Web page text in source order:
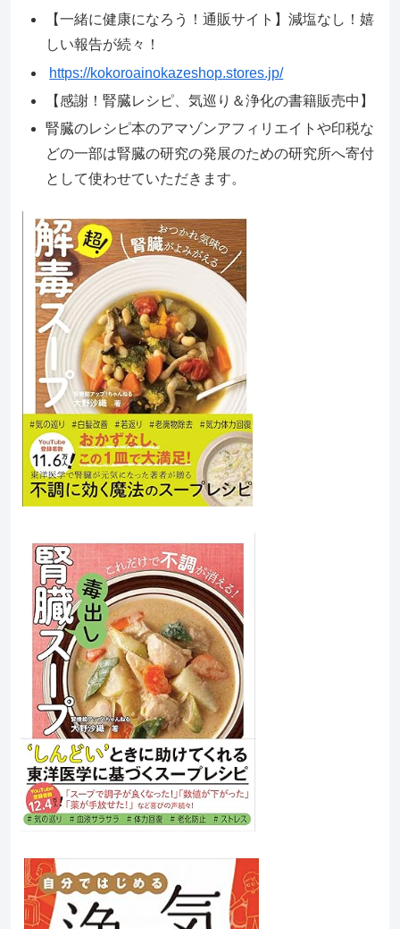
【一緒に健康になろう！通販サイト】減塩なし！嬉
しい報告が続々！
https://kokoroainokazeshop.stores.jp/
【感謝！腎臓レシピ、気巡り＆浄化の書籍販売中】
腎臓のレシピ本のアマゾンアフィリエイトや印税な
どの一部は腎臓の研究の発展のための研究所へ寄付
として使わせていただきます。